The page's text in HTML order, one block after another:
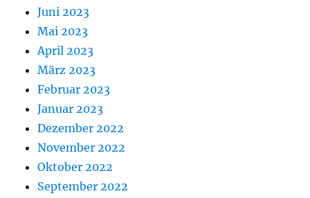
Juni 2023
Mai 2023
April 2023
März 2023
Februar 2023
Januar 2023
Dezember 2022
November 2022
Oktober 2022
September 2022